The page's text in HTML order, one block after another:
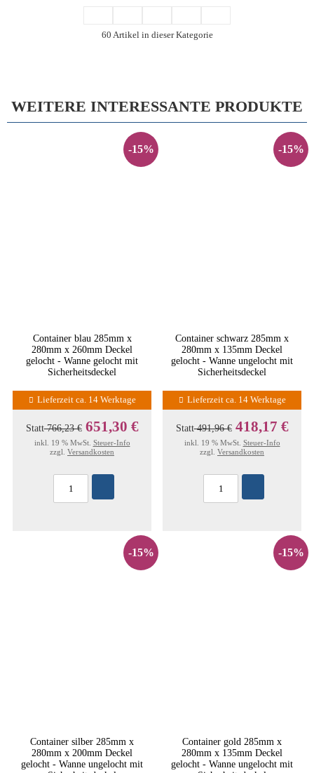
60 Artikel in dieser Kategorie
WEITERE INTERESSANTE PRODUKTE
-15%
Container blau 285mm x
280mm x 260mm Deckel
gelocht - Wanne gelocht mit
Sicherheitsdeckel
Lieferzeit ca. 14 Werktage
Statt766,23 € 651,30 €
inkl. 19 % MwSt. Steuer-Info
zzgl. Versandkosten
-15%
Container schwarz 285mm x
280mm x 135mm Deckel
gelocht - Wanne ungelocht mit
Sicherheitsdeckel
Lieferzeit ca. 14 Werktage
Statt491,96 € 418,17 €
inkl. 19 % MwSt. Steuer-Info
zzgl. Versandkosten
-15%
Container silber 285mm x
280mm x 200mm Deckel
gelocht - Wanne ungelocht mit
-15%
Container gold 285mm x
280mm x 135mm Deckel
gelocht - Wanne ungelocht mit